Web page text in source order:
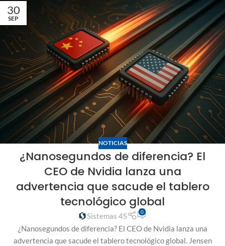
30
SEP
NOTICIAS
¿Nanosegundos de diferencia? El
CEO de Nvidia lanza una
advertencia que sacude el tablero
tecnológico global
Sistemas 4S 0
¿Nanosegundos de diferencia? El CEO de Nvidia lanza una
advertencia que sacude el tablero tecnológico global. Jensen